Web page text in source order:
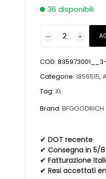
36 disponibili
ADVANTAGE
XL
185
15
quantità
COD:
Categorie: 1856515,
Tag: XL
Brand: BFGOODRICH
✔ DOT recente
✔ Consegna in 5/
✔ Fatturazione
✔ Resi accettati